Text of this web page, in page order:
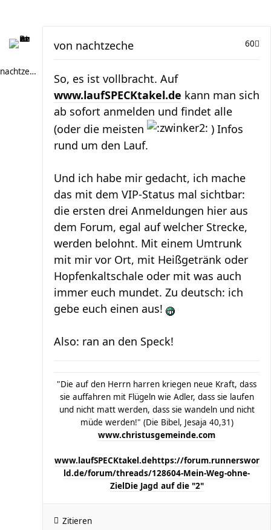
nachtzeche
60
von nachtzeche
So, es ist vollbracht. Auf
www.laufSPECKtakel.de kann man sich
ab sofort anmelden und findet alle
(oder die meisten
) Infos
rund um den Lauf.
Und ich habe mir gedacht, ich mache
das mit dem VIP-Status mal sichtbar:
die ersten drei Anmeldungen hier aus
dem Forum, egal auf welcher Strecke,
werden belohnt. Mit einem Umtrunk
mit mir vor Ort, mit Heißgetränk oder
Hopfenkaltschale oder mit was auch
immer euch mundet. Zu deutsch: ich
gebe euch einen aus!
Also: ran an den Speck!
"Die auf den Herrn harren kriegen neue Kraft, dass
sie auffahren mit Flügeln wie Adler, dass sie laufen
und nicht matt werden, dass sie wandeln und nicht
müde werden!" (Die Bibel, Jesaja 40,31)
www.christusgemeinde.com
www.laufSPECKtakel.dehttps://forum.runnerswor
ld.de/forum/threads/128604-Mein-Weg-ohne-
ZielDie Jagd auf die "2"
Zitieren